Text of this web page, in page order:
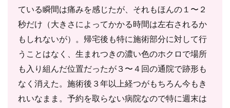
ている瞬間は痛みを感じたが、それもほんの１〜２
秒だけ（大きさによってかかる時間は左右されるか
もしれないが）。帰宅後も特に施術部分に対して行
うことはなく、生まれつきの濃い色のホクロで場所
も入り組んだ位置だったが３〜４回の通院で跡形も
なく消えた。施術後３年以上経つがもちろん今もき
れいなまま。予約を取らない病院なので特に週末は